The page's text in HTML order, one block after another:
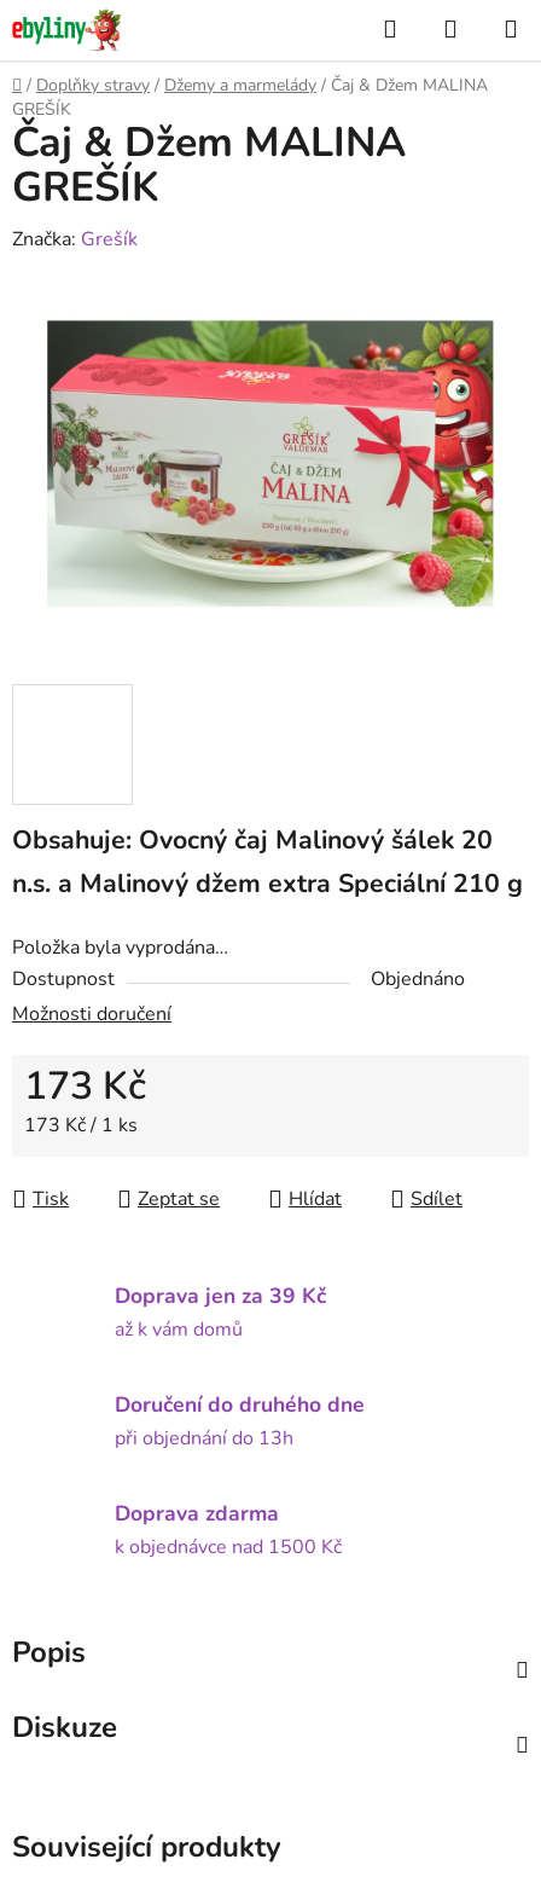
Přejít
na
obsah
Hledat
KOŠÍK
Domů
/ Doplňky stravy / Džemy a marmelády / Čaj & Džem MALINA
GREŠÍK
Obsahuje: Ovocný čaj Malinový šálek 20
n.s. a Malinový džem extra Speciální 210 g
Položka byla vyprodána…
Dostupnost
Objednáno
Možnosti doručení
173 Kč
Měrná cena:
173 Kč / 1 ks
Tisk Zeptat se Hlídat Sdílet
Čaj & Džem MALINA
GREŠÍK
Značka: Grešík
Doprava jen za 39 Kč
až k vám domů
Doručení do druhého dne
při objednání do 13h
Doprava zdarma
k objednávce nad 1500 Kč
Popis
Diskuze
Související produkty